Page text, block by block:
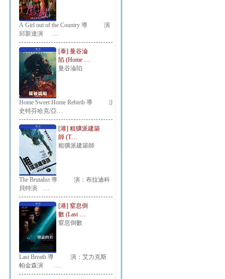
A Girl out of the Country 導 演：
邱新達演 …
[泰] 曼谷淪
陷 (Home …
曼谷淪陷
Home Sweet Home Rebirth 導 演：
史特芬哈克/亞…
[港] 粗獷派建築
師 (T…
粗獷派建築師
The Brutalist 導 演：布拉迪科
貝特演 …
[港] 窒息倒
數 (Last …
窒息倒數
Last Breath 導 演：艾力克斯
帕金森演 …